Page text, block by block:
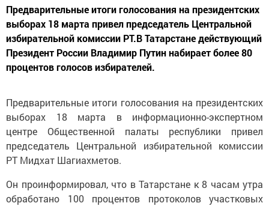
Предварительные итоги голосования на президентских
выборах 18 марта привел председатель Центральной
избирательной комиссии РТ.В Татарстане действующий
Президент России Владимир Путин набирает более 80
процентов голосов избирателей.
Предварительные итоги голосования на президентских
выборах 18 марта в информационно-экспертном
центре Общественной палаты республики привел
председатель Центральной избирательной комиссии
РТ Мидхат Шагиахметов.
Он проинформировал, что в Татарстане к 8 часам утра
обработано 100 процентов протоколов участковых